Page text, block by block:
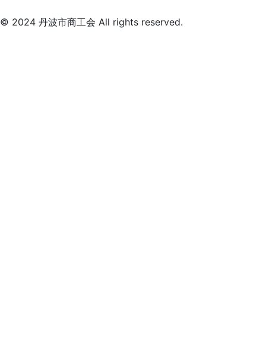
© 2024 丹波市商工会 All rights reserved.